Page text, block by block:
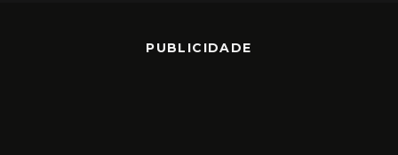
PUBLICIDADE